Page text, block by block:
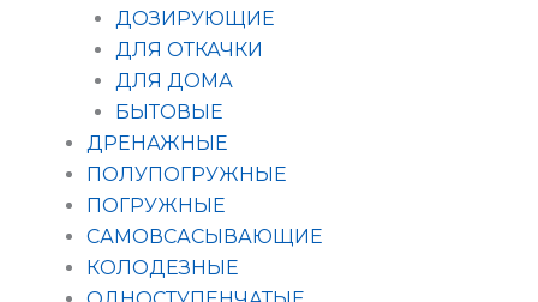
ДОЗИРУЮЩИЕ
ДЛЯ ОТКАЧКИ
ДЛЯ ДОМА
БЫТОВЫЕ
ДРЕНАЖНЫЕ
ПОЛУПОГРУЖНЫЕ
ПОГРУЖНЫЕ
САМОВСАСЫВАЮЩИЕ
КОЛОДЕЗНЫЕ